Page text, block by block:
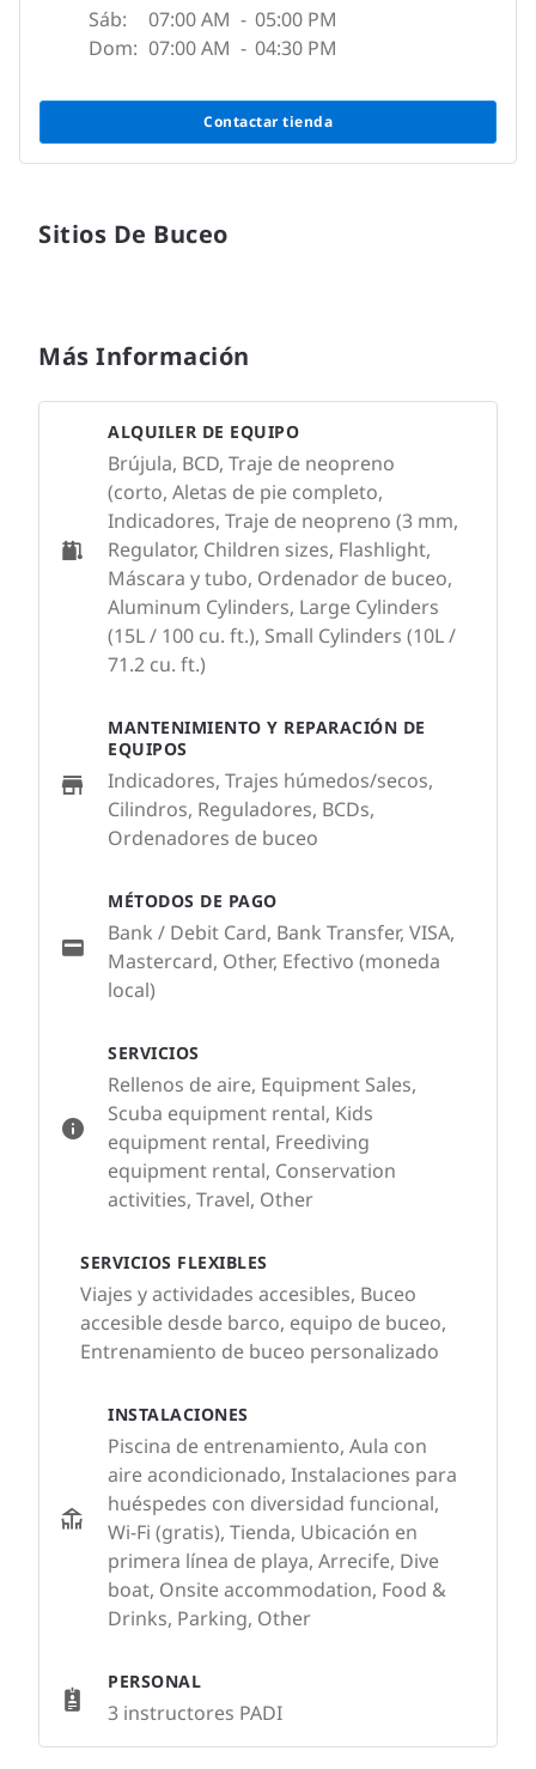
Sáb:
07:00 AM - 05:00 PM
Dom: 07:00 AM - 04:30 PM
Contactar tienda
Sitios De Buceo
Más Información
SERVICIOS
Rellenos de aire, Equipment Sales,
Scuba equipment rental, Kids
equipment rental, Freediving
equipment rental, Conservation
activities, Travel, Other
SERVICIOS FLEXIBLES
Viajes y actividades accesibles, Buceo
accesible desde barco, equipo de buceo,
Entrenamiento de buceo personalizado
INSTALACIONES
Piscina de entrenamiento, Aula con
aire acondicionado, Instalaciones para
huéspedes con diversidad funcional,
Wi-Fi (gratis), Tienda, Ubicación en
primera línea de playa, Arrecife, Dive
boat, Onsite accommodation, Food &
Drinks, Parking, Other
PERSONAL
3 instructores PADI
ALQUILER DE EQUIPO
Brújula, BCD, Traje de neopreno
(corto, Aletas de pie completo,
Indicadores, Traje de neopreno (3 mm,
Regulator, Children sizes, Flashlight,
Máscara y tubo, Ordenador de buceo,
Aluminum Cylinders, Large Cylinders
(15L / 100 cu. ft.), Small Cylinders (10L /
71.2 cu. ft.)
MANTENIMIENTO Y REPARACIÓN DE
EQUIPOS
Indicadores, Trajes húmedos/secos,
Cilindros, Reguladores, BCDs,
Ordenadores de buceo
MÉTODOS DE PAGO
Bank / Debit Card, Bank Transfer, VISA,
Mastercard, Other, Efectivo (moneda
local)